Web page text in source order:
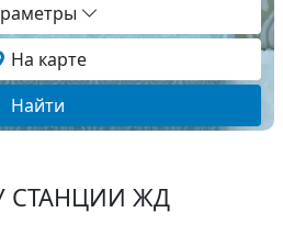
На карте
Найти
СТАНЦИИ ЖД